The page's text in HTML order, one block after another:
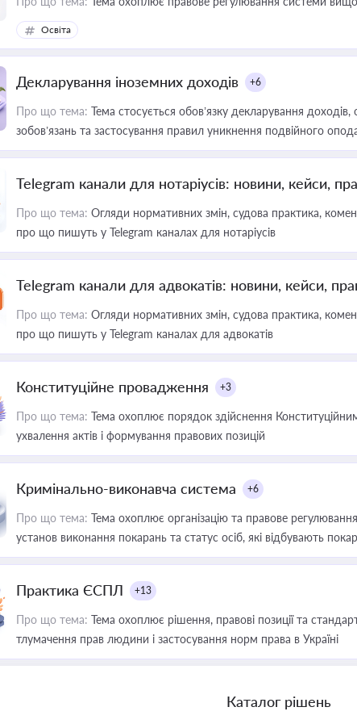
Освіта
Декларування іноземних доходів +6
Про що тема: Тема стосується обов’язку декларування
зобов’язань та застосування правил уникнення подвійного
Telegram канали для нотаріусів: новини, кейси,
Про що тема: Огляди нормативних змін, судова практика,
про що пишуть у Telegram каналах для нотаріусів
Telegram канали для адвокатів: новини, кейси,
Про що тема: Огляди нормативних змін, судова практика,
про що пишуть у Telegram каналах для адвокатів
Конституційне провадження +3
Про що тема: Тема охоплює порядок здійснення
ухвалення актів і формування правових позицій
Кримінально-виконавча система +6
Про що тема: Тема охоплює організацію та правове
установ виконання покарань та статус осіб, які відбувають
Практика ЄСПЛ +13
Про що тема: Тема охоплює рішення, правові позиції та
тлумачення прав людини і застосування норм права в Україні
Каталог рішень